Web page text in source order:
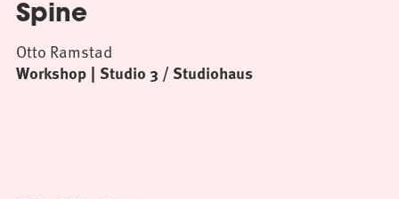
Spine
Workshop Studio 3 / Studiohaus
Otto Ramstad